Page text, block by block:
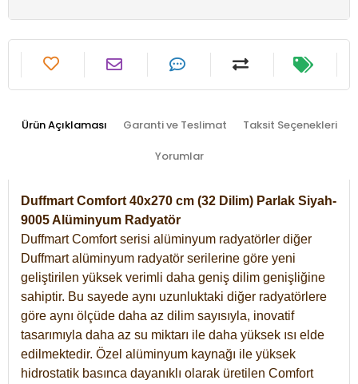
Ürün Açıklaması Garanti ve Teslimat Taksit Seçenekleri
Yorumlar
Duffmart Comfort 40x270 cm (32 Dilim) Parlak Siyah-
9005 Alüminyum Radyatör
Duffmart Comfort serisi alüminyum radyatörler diğer
Duffmart alüminyum radyatör serilerine göre yeni
geliştirilen yüksek verimli daha geniş dilim genişliğine
sahiptir. Bu sayede aynı uzunluktaki diğer radyatörlere
göre aynı ölçüde daha az dilim sayısıyla, inovatif
tasarımıyla daha az su miktarı ile daha yüksek ısı elde
edilmektedir. Özel alüminyum kaynağı ile yüksek
hidrostatik basınca dayanıklı olarak üretilen Comfort